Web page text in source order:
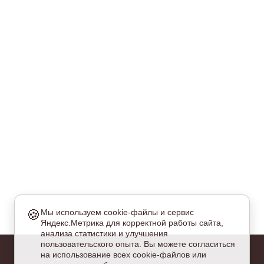
🍪 Мы используем cookie-файлы и сервис
Яндекс.Метрика для корректной работы сайта,
анализа статистики и улучшения
пользовательского опыта. Вы можете согласиться
на использование всех cookie-файлов или
куки обязательны для работы сайта и не могут быть